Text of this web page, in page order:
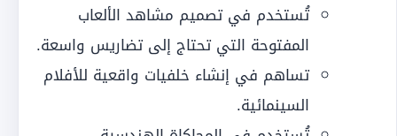
تُستخدم في تصميم مشاهد الألعاب
المفتوحة التي تحتاج إلى تضاريس واسعة.
تساهم في إنشاء خلفيات واقعية للأفلام
السينمائية.